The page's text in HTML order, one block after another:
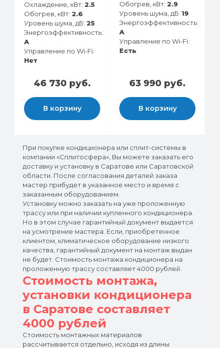
Охлаждение, кВт: 2.5
Обогрев, кВт: 2.6
Уровень шума, дБ: 25
Энергоэффективность:
A
Управление по Wi-Fi:
Нет
46 730 руб.
В корзину
Обогрев, кВт: 2.9
Уровень шума, дБ: 19
Энергоэффективность:
A
Управление по Wi-Fi:
Есть
63 990 руб.
В корзину
При покупке кондиционера или сплит-системы в
компании «Сплитосфера», Вы можете заказать его
доставку и установку в Саратове или Саратовской
области. После согласования деталей заказа
мастер прибудет в указанное место и время с
заказанным оборудованием.
Установку можно заказать на уже проложенную
трассу или при наличии купленного кондиционера.
Но в этом случае гарантийный документ выдается
на усмотрение мастера. Если, приобретенное
клиентом, климатическое оборудование низкого
качества, гарантийный документ на монтаж выдан
не будет. Стоимость монтажа кондиционера на
проложенную трассу составляет 4000 рублей.
Стоимость монтажа,
установки кондиционера
в Саратове составляет
4000 рублей
Стоимость монтажных материалов
рассчитывается отдельно, исходя из длины